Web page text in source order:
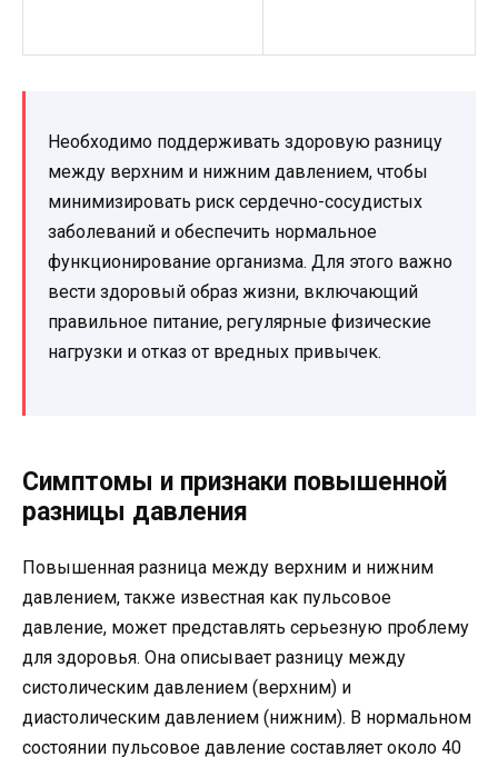
Необходимо поддерживать здоровую разницу
между верхним и нижним давлением, чтобы
минимизировать риск сердечно-сосудистых
заболеваний и обеспечить нормальное
функционирование организма. Для этого важно
вести здоровый образ жизни, включающий
правильное питание, регулярные физические
нагрузки и отказ от вредных привычек.
Симптомы и признаки повышенной
разницы давления
Повышенная разница между верхним и нижним
давлением, также известная как пульсовое
давление, может представлять серьезную проблему
для здоровья. Она описывает разницу между
систолическим давлением (верхним) и
диастолическим давлением (нижним). В нормальном
состоянии пульсовое давление составляет около 40